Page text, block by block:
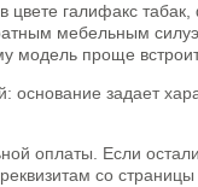
галифакс
мебельным
проще
задает
оплаты. Если
со страницы